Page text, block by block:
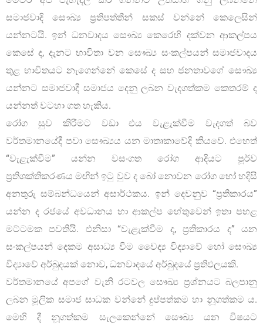
සමාජවාදි සෞඛ්‍ය ප්‍රතිපත්තීන් සකස් වන්නේ කෙලෙසින්
යන්නටයි. ඉන් ධනවාදය සෞඛ්‍ය කෙරෙහි දක්වන ආකල්පය
කෙසේ ද, දැනට භාවිතා වන සෞඛ්‍ය සංකල්පයන් සමාජවාදය
තුළ භාවිතයට නැගෙන්නේ කෙසේ ද සහ ජනතාවගේ සෞඛ්‍ය
යන්නට සමාජවාදී සමාජය දෙනු ලබන වැදගත්කම කෙතරම් ද
යන්නත් වටහා ගත හැකිය.
රෝග සුව කිරීමට වඩා එය වැළැක්වීම වැදගත් බව
වර්තමානයේදී පවා සෞඛ්‍යය යන මාතෘකාවේදි කියවේ. එහෙත්
“වැළැක්වීම” යන්න වසංගත රෝග ආදියට පූර්ව
ප්‍රතිශක්තිකරණය මඟින් ඉටු වුව ද බෝ නොවන රෝග හෝ හදිසි
අනතුරු සම්බන්ධයෙන් අසාර්ථකය. ඉන් දෙවනුව “ප්‍රතිකාරය”
යන්න ද රජයේ අවධානය හා ආකල්ප හේතුවෙන් ඉතා පහළ
මට්ටමක පවතියි. එනිසා “වැළැක්වීම ද, ප්‍රතිකාරය ද” යන
සංකල්පයන් දෙකම අසාධ්‍ය වීම වෛද්‍ය විද්‍යාවේ හෝ සෞඛ්‍ය
විද්‍යාවේ අර්බුදයක් නොව, ධනවාදයේ අර්බුදයේ ප්‍රතිඵලයකි.
වර්තමානයේ අපගේ වැනි රටවල සෞඛ්‍ය ප්‍රශ්නයට බලපානු
ලබන මූලික සමාජ සාධක වන්නේ දුප්පත්කම හා නූගත්කම ය.
මෙහි දී නූගත්කම සැලකෙන්නේ සෞඛ්‍ය යන විෂයට